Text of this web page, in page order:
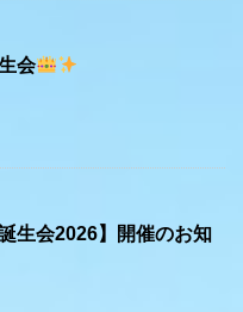
会
生会2026】開催のお知